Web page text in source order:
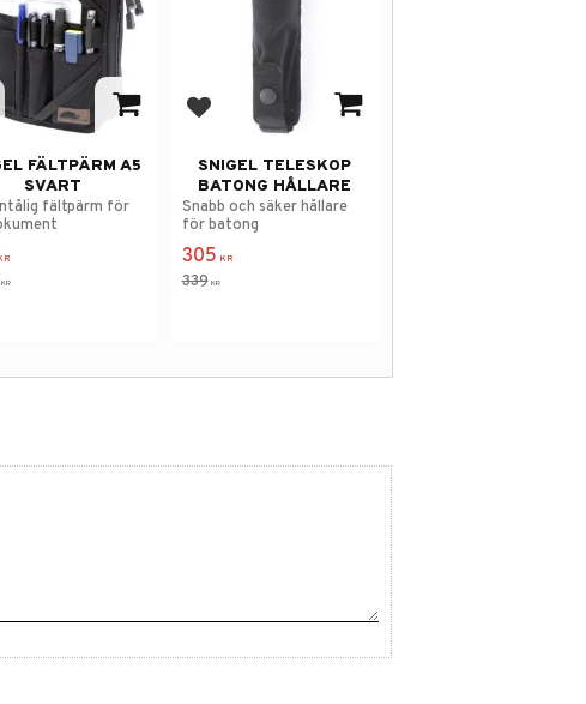
till i favoriter
FÄLTPÄRM A5
SVART
fältpärm för
KR
Lägg till i favoriter
SNIGEL TELESKOP
BATONG HÅLLARE
Snabb och säker hållare
för batong
305 KR
339KR